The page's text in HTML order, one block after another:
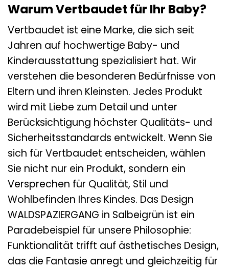
Warum Vertbaudet für Ihr Baby?
Vertbaudet ist eine Marke, die sich seit
Jahren auf hochwertige Baby- und
Kinderausstattung spezialisiert hat. Wir
verstehen die besonderen Bedürfnisse von
Eltern und ihren Kleinsten. Jedes Produkt
wird mit Liebe zum Detail und unter
Berücksichtigung höchster Qualitäts- und
Sicherheitsstandards entwickelt. Wenn Sie
sich für Vertbaudet entscheiden, wählen
Sie nicht nur ein Produkt, sondern ein
Versprechen für Qualität, Stil und
Wohlbefinden Ihres Kindes. Das Design
WALDSPAZIERGANG in Salbeigrün ist ein
Paradebeispiel für unsere Philosophie:
Funktionalität trifft auf ästhetisches Design,
das die Fantasie anregt und gleichzeitig für